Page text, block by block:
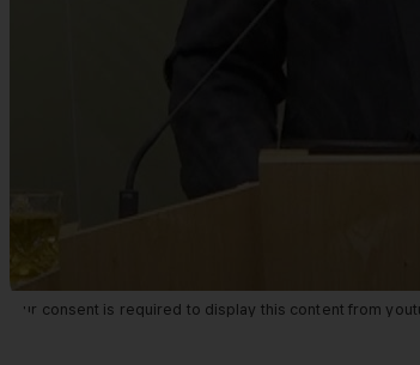
Your consent is required to display this content from